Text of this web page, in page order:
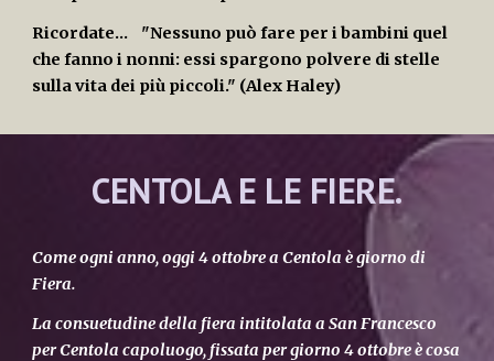
Ricordate... "Nessuno può fare per i bambini quel
che fanno i nonni: essi spargono polvere di stelle
sulla vita dei più piccoli." (Alex Haley)
CENTOLA E LE FIERE.
Come ogni anno, oggi 4 ottobre a Centola è giorno di
Fiera.
La consuetudine della fiera intitolata a San Francesco
per Centola capoluogo, fissata per giorno 4 ottobre è cosa